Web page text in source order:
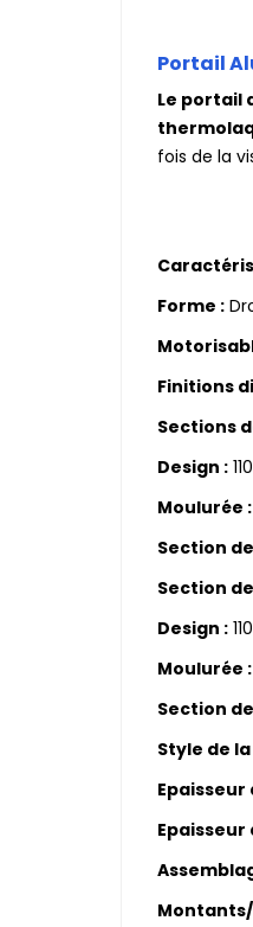
Portail
Le portail
fois de la
Forme :
Finitions
Sections
Design :
Moulurée :
Section
Section
Design :
Moulurée :
Section
Style de
Epaisseur
Epaisseur